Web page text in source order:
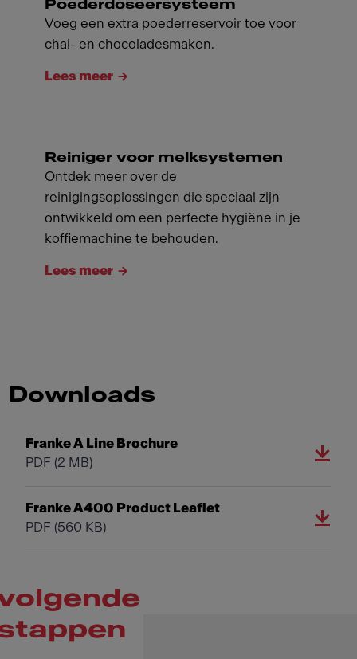
Poederdoseersysteem
Voeg een extra poederreservoir toe voor
chai- en chocoladesmaken.
Lees meer
Reiniger voor melksystemen
Ontdek meer over de
reinigingsoplossingen die speciaal zijn
ontwikkeld om een ​​perfecte hygiëne in je
koffiemachine te behouden.
Lees meer
Downloads
Franke A Line Brochure
PDF (2 MB)
Franke A400 Product Leaflet
PDF (560 KB)